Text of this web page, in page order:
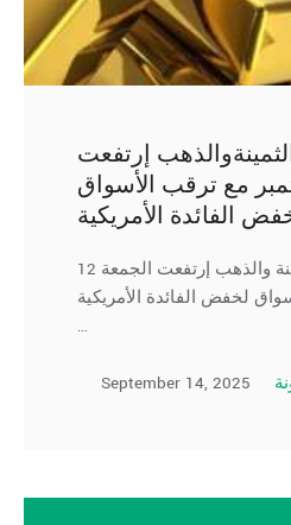
إرتفعت
12 سبتمبر مع ترقب الأسواق
الفائدة الأمريكية
أسعار المعادن الثمينة والذهب إرتفعت الجمعة 12
لخفض الفائدة الأمريكية
…
September 14, 2025